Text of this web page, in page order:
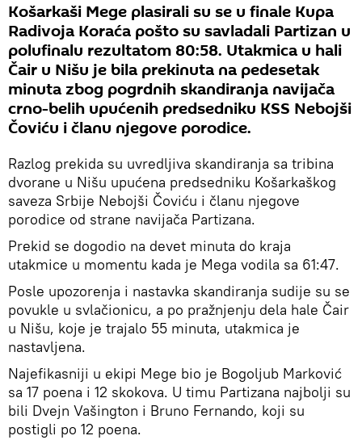
Košarkaši Mege plasirali su se u finale Kupa
Radivoja Koraća pošto su savladali Partizan u
polufinalu rezultatom 80:58. Utakmica u hali
Čair u Nišu je bila prekinuta na pedesetak
minuta zbog pogrdnih skandiranja navijača
crno-belih upućenih predsedniku KSS Nebojši
Čoviću i članu njegove porodice.
Razlog prekida su uvredljiva skandiranja sa tribina
dvorane u Nišu upućena predsedniku Košarkaškog
saveza Srbije Nebojši Čoviću i članu njegove
porodice od strane navijača Partizana.
Prekid se dogodio na devet minuta do kraja
utakmice u momentu kada je Mega vodila sa 61:47.
Posle upozorenja i nastavka skandiranja sudije su se
povukle u svlačionicu, a po pražnjenju dela hale Čair
u Nišu, koje je trajalo 55 minuta, utakmica je
nastavljena.
Najefikasniji u ekipi Mege bio je Bogoljub Marković
sa 17 poena i 12 skokova. U timu Partizana najbolji su
bili Dvejn Vašington i Bruno Fernando, koji su
postigli po 12 poena.